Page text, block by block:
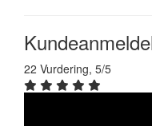
22 Vurdering, 5/5